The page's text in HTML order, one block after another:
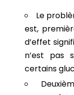
Le
est,
d’effet
n’est pas
certains